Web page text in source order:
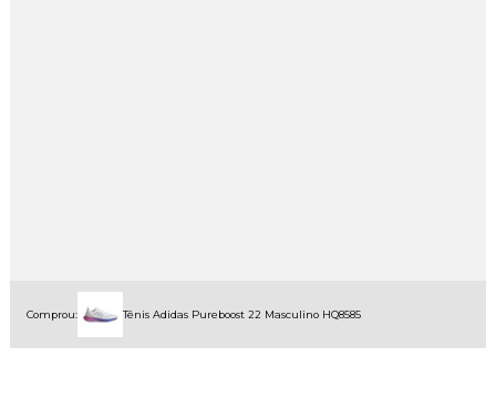
Comprou: Tênis Adidas Pureboost 22 Masculino HQ8585